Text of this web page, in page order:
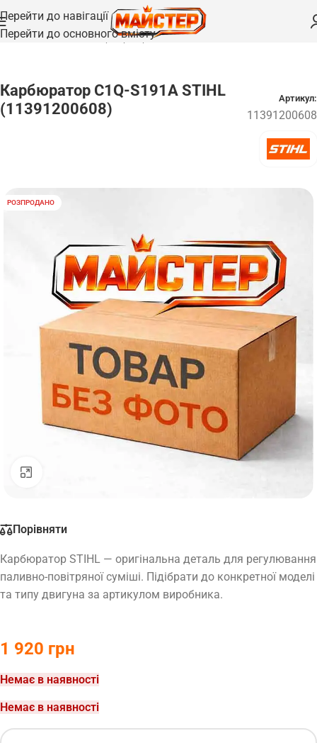
Перейти до навігації
Перейти до основного вмісту
Головна /Запчастини/Карбюратори
Карбюратор C1Q-S191А STIHL
(11391200608)
Артикул:
11391200608
РОЗПРОДАНО
Порівняти
Карбюратор STIHL — оригінальна деталь для регулювання
паливно-повітряної суміші. Підібрати до конкретної моделі
та типу двигуна за артикулом виробника.
1 920 грн
Немає в наявності
Немає в наявності